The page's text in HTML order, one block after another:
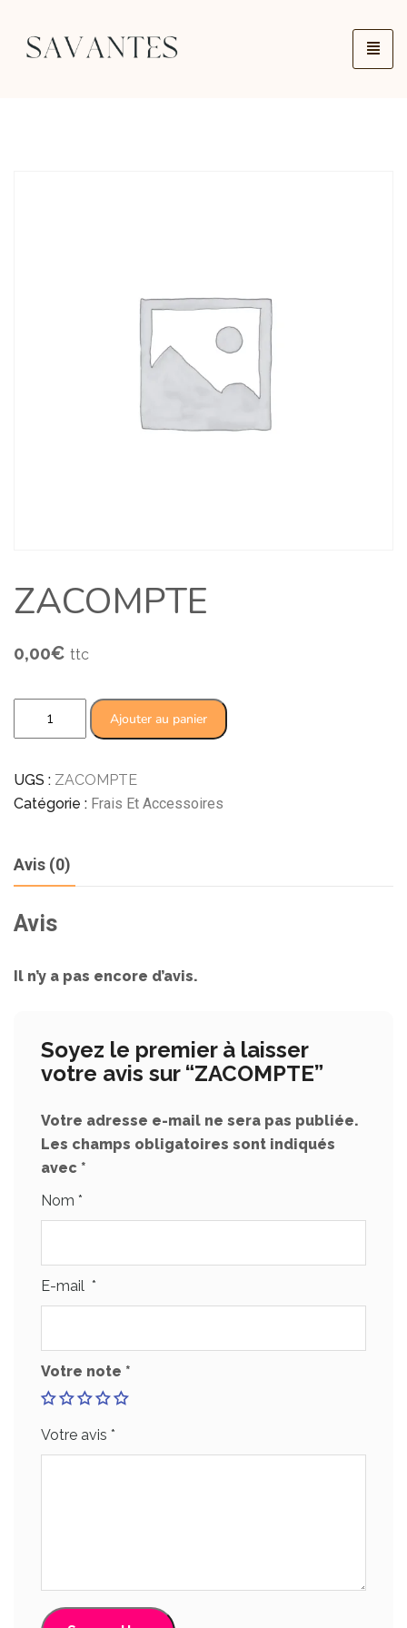
ZACOMPTE
0,00€ ttc
Ajouter au panier
UGS : ZACOMPTE
Catégorie : Frais Et Accessoires
Avis (0)
Avis
Il n’y a pas encore d’avis.
Soyez le premier à laisser
votre avis sur “ZACOMPTE”
Votre adresse e-mail ne sera pas publiée.
Les champs obligatoires sont indiqués
avec *
Nom *
E-mail *
Votre note *
Votre avis *